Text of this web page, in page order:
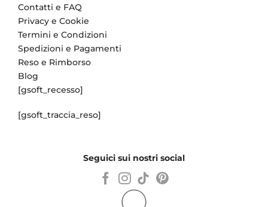
Contatti e FAQ
Privacy e Cookie
Termini e Condizioni
Spedizioni e Pagamenti
Reso e Rimborso
Blog
[gsoft_recesso]
[gsoft_traccia_reso]
Seguici sui nostri social